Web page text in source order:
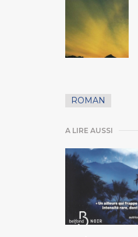
ROMAN
A LIRE AUSSI